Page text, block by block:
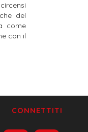
del
come
con il
CONNETTITI